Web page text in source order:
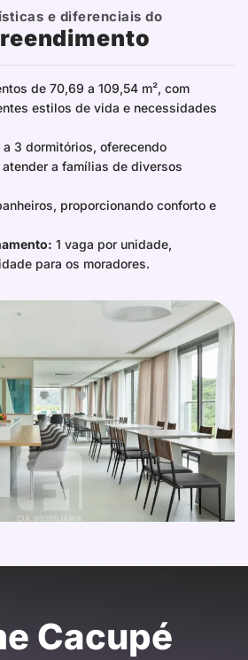
e diferenciais do
de 70,69 a 109,54 m², com
estilos de vida e necessidades
a 3 dormitórios, oferecendo
a famílias de diversos
proporcionando conforto e
1 vaga por unidade,
para os moradores.
Cacupé